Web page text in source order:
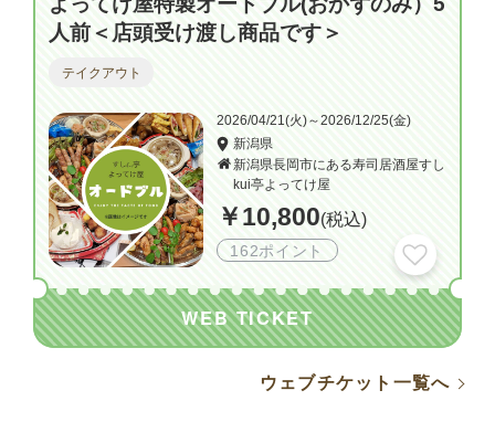
人前＜店頭受け渡し商品です＞
テイクアウト
2026/04/21(火)～2026/12/25(金)
新潟県
新潟県長岡市にある寿司居酒屋すし
kui亭よってけ屋
￥10,800(税込)
162ポイント
WEB TICKET
ウェブチケット一覧へ